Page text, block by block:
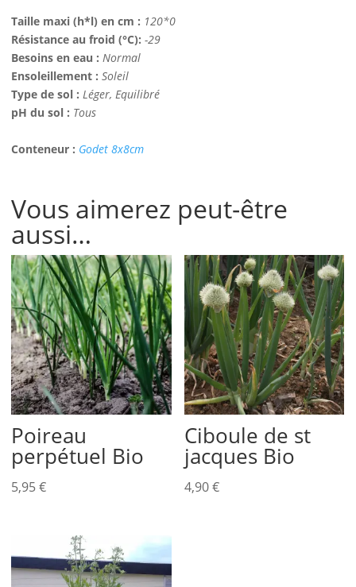
Taille maxi (h*l) en cm : 120*0
Résistance au froid (°C):-29
Besoins en eau : Normal
Ensoleillement :Soleil
Type de sol : Léger, Equilibré
pH du sol : Tous
Conteneur : Godet 8x8cm
Vous aimerez peut-être
aussi…
Poireau
perpétuel Bio
5,95€
Ciboule de st
jacques Bio
4,90€